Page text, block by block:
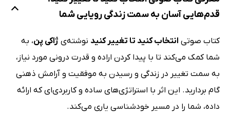
قدم‌هایی آسان به سمت زندگی رویایی شما
کتاب صوتی انتخاب کنید تا تغییر کنید نوشته‌ی ژاکی پن، به
شما کمک می‌کند تا با پیدا کردن اراده و قدرت درونی مورد نیاز،
به سمت تغییر در زندگی و رسیدن به موفقیت و آرامش ذهنی
گام بردارید. این اثر با استراتژی‌های ساده و کاربردی‌ای که ارائه
داده، شما را در مسیر خودشناسی یاری می‌کند.